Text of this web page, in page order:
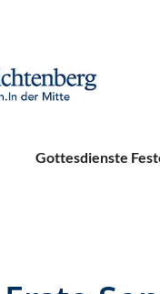
Gottesdienste